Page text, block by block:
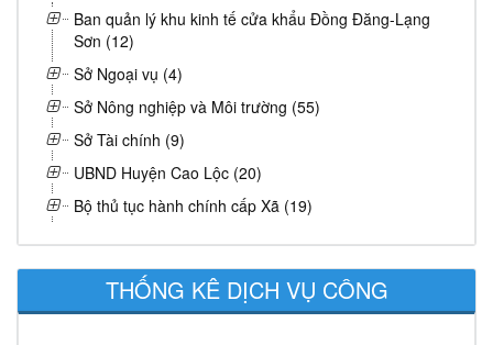
Ban quản lý khu kinh tế cửa khẩu Đồng Đăng-Lạng
Sơn (12)
Sở Ngoại vụ (4)
Sở Nông nghiệp và Môi trường (55)
Sở Tài chính (9)
UBND Huyện Cao Lộc (20)
Bộ thủ tục hành chính cấp Xã (19)
THỐNG KÊ DỊCH VỤ CÔNG